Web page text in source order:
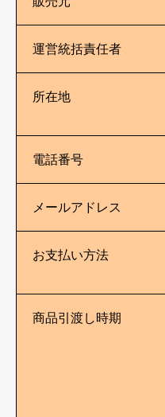
運営統括責任者
所在地
電話番号
メールアドレス
お支払い方法
商品引渡し時期